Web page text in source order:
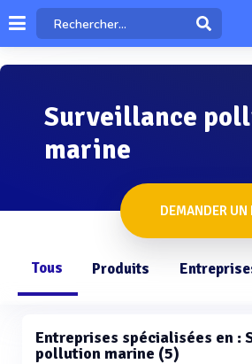
Surveillance
marine
DEMANDER UN
Tous Produits
Entreprises spécialisées en :
pollution marine (5)